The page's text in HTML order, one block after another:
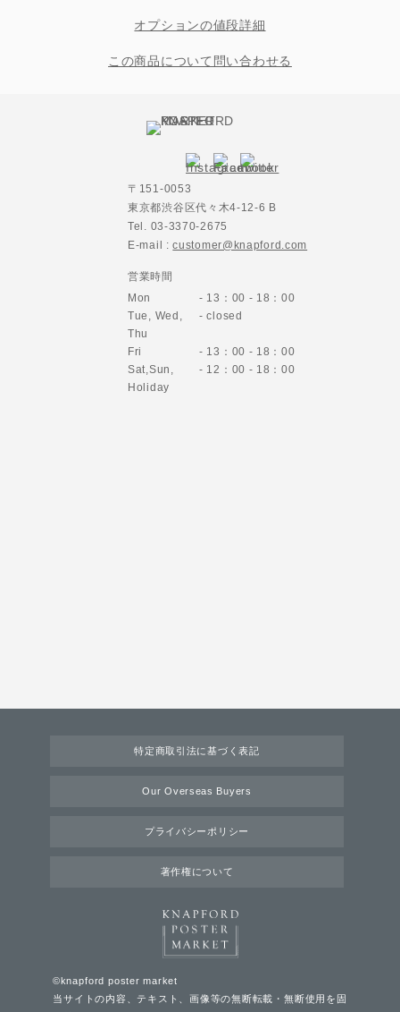
オプションの値段詳細
この商品について問い合わせる
〒151-0053
東京都渋谷区代々木4-12-6 B
Tel. 03-3370-2675
E-mail :customer@knapford.com
営業時間
Mon
- 13：00 - 18：00
Tue, Wed,
Thu
- closed
Fri
- 13：00 - 18：00
Sat,Sun,
Holiday
- 12：00 - 18：00
特定商取引法に基づく表記
Our Overseas Buyers
プライバシーポリシー
著作権について
©knapford poster market
当サイトの内容、テキスト、画像等の無断転載・無断使用を固